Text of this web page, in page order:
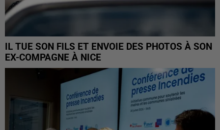
IL TUE SON FILS ET ENVOIE DES PHOTOS À SON
EX-COMPAGNE À NICE